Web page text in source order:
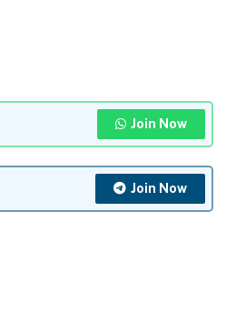
Join Now
Join Now